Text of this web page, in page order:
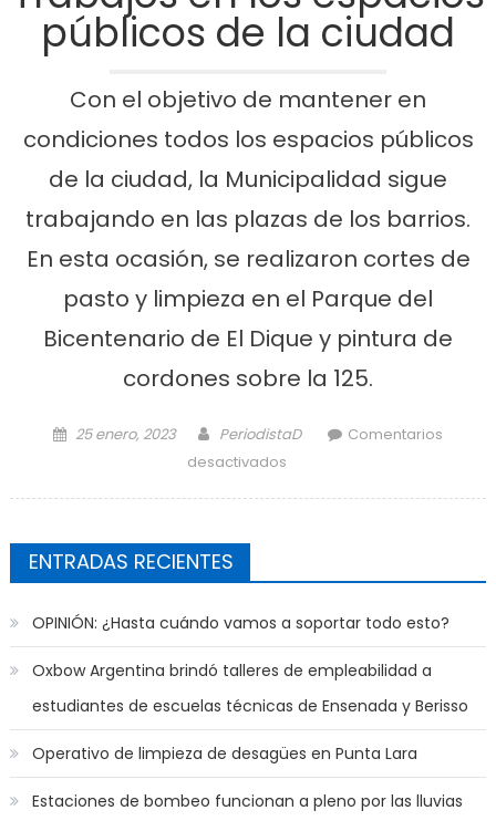
públicos de la ciudad
Con el objetivo de mantener en
condiciones todos los espacios públicos
de la ciudad, la Municipalidad sigue
trabajando en las plazas de los barrios.
En esta ocasión, se realizaron cortes de
pasto y limpieza en el Parque del
Bicentenario de El Dique y pintura de
cordones sobre la 125.
Posted on
25 enero, 2023 Author
PeriodistaD
Comentarios
desactivados
ENTRADAS RECIENTES
OPINIÓN: ¿Hasta cuándo vamos a soportar todo esto?
Oxbow Argentina brindó talleres de empleabilidad a
estudiantes de escuelas técnicas de Ensenada y Berisso
Operativo de limpieza de desagües en Punta Lara
Estaciones de bombeo funcionan a pleno por las lluvias